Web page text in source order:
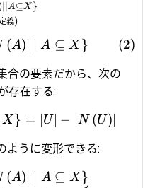
) ∣A⊆X }
義)
(A) A ⊆ X } (2)
合の要素だから、次の
存在する:
X} = U∣ − N (U)
ように変形できる:
(A)∣ ∣ A ⊆ X}